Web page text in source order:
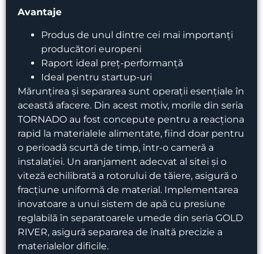
Avantaje
Produs de unul dintre cei mai importanți
producători europeni
Raport ideal preț-performanță
Ideal pentru startup-uri
Mărunțirea și separarea sunt operații esențiale în
această afacere. Din acest motiv, morile din seria
TORNADO au fost concepute pentru a reacționa
rapid la materialele alimentate, fiind doar pentru
o perioadă scurtă de timp, într-o cameră a
instalației. Un aranjament adecvat al sitei și o
viteză echilibrată a rotorului de tăiere, asigură o
fracțiune uniformă de material. Implementarea
inovatoare a unui sistem de apă cu presiune
reglabilă în separatoarele umede din seria GOLD
RIVER, asigură separarea de înaltă precizie a
materialelor dificile.